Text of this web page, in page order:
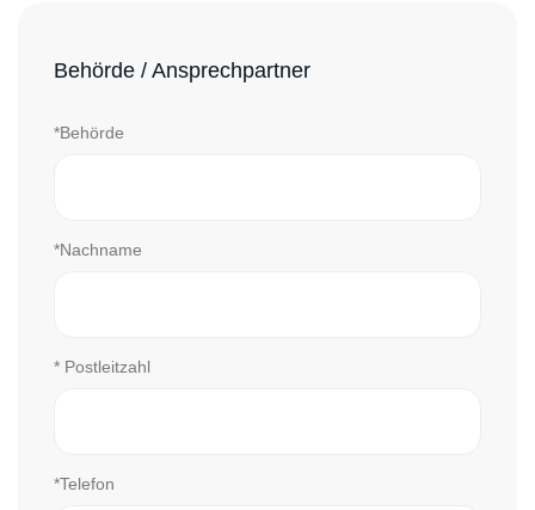
Behörde / Ansprechpartner
*Behörde
*Nachname
* Postleitzahl
*Telefon